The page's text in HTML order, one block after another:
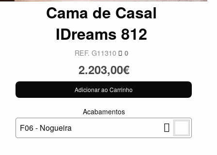
Cama de Casal
IDreams 812
REF. G11310 0
2.203,00€
Adicionar ao Carrinho
Acabamentos
F06 - Nogueira